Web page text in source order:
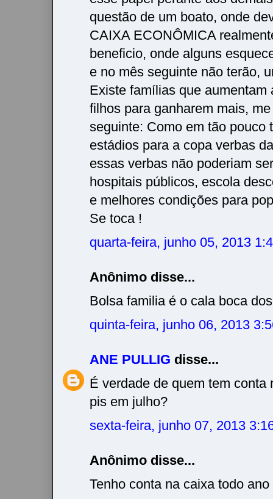
questão de um boato, onde
CAIXA ECONÔMICA
beneficio, onde alguns
e no mês seguinte não terão,
Existe famílias que aumentam
filhos para ganharem mais,
seguinte: Como em tão pouco
estádios para a copa verbas
essas verbas não poderiam
hospitais públicos, escola
e melhores condições para
Se toca !
quarta-feira, junho 05, 2013
Anônimo disse...
Bolsa familia é o cala boca
quinta-feira, junho 06, 2013
ANE PULLIG disse...
É verdade de quem tem conta
pis em julho?
sexta-feira, junho 07, 2013
Anônimo disse...
Tenho conta na caixa todo